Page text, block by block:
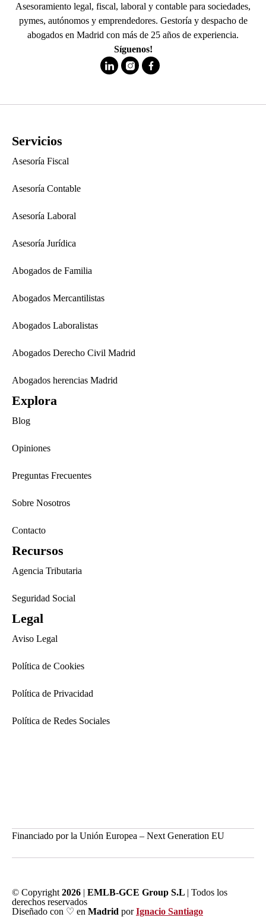
Asesoramiento legal, fiscal, laboral y contable para sociedades,
pymes, autónomos y emprendedores. Gestoría y despacho de
abogados en Madrid con más de 25 años de experiencia.
Síguenos!
Servicios
Asesoría Fiscal
Asesoría Contable
Asesoría Laboral
Asesoría Jurídica
Abogados de Familia
Abogados Mercantilistas
Abogados Laboralistas
Abogados Derecho Civil Madrid
Abogados herencias Madrid
Explora
Blog
Opiniones
Preguntas Frecuentes
Sobre Nosotros
Contacto
Recursos
Agencia Tributaria
Seguridad Social
Legal
Aviso Legal
Política de Cookies
Política de Privacidad
Política de Redes Sociales
Financiado por la Unión Europea – Next Generation EU
© Copyright 2026 | EMLB-GCE Group S.L | Todos los
derechos reservados
Diseñado con ♡ en Madrid porIgnacio Santiago